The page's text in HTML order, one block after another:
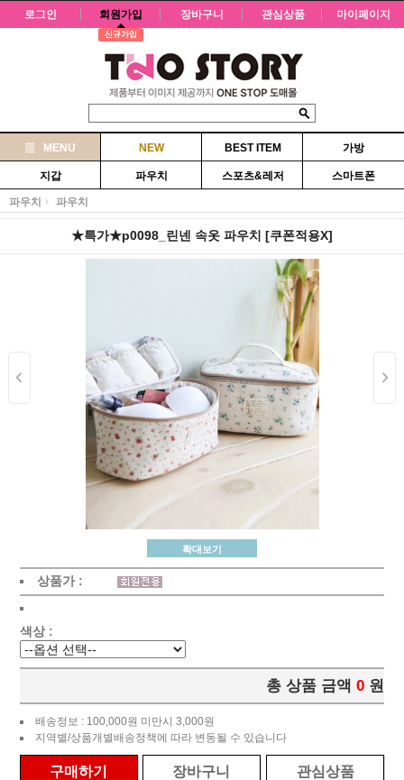
로그인 회원가입
신규가입
장바구니 관심상품 마이페이지
MENU NEW BEST ITEM 가방
지갑 파우치 스포츠&레저 스마트폰
파우치 파우치
★특가★p0098_린넨 속옷 파우치 [쿠폰적용X]
확대보기
상품가 :
색상 :
총 상품 금액 0 원
배송정보 : 100,000원 미만시 3,000원
지역별/상품개별배송정책에 따라 변동될 수 있습니다
구매하기 장바구니 관심상품